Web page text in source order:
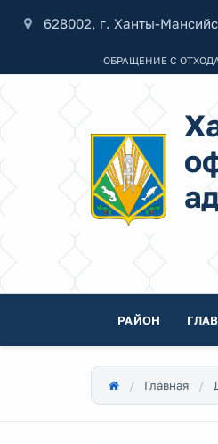
628002, г. Ханты-
ОБРАЩЕНИЕ С
РАЙОН
Главная